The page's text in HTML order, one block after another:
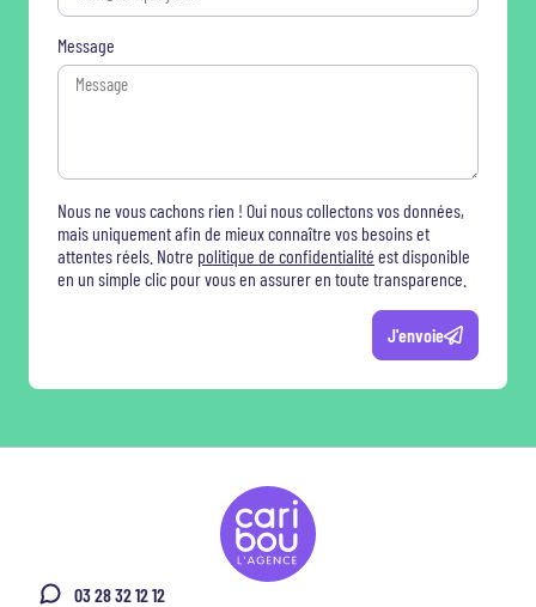
Message
Nous ne vous cachons rien ! Oui nous collectons vos données,
mais uniquement afin de mieux connaître vos besoins et
attentes réels. Notre politique de confidentialité est disponible
en un simple clic pour vous en assurer en toute transparence.
J'envoie
03 28 32 12 12